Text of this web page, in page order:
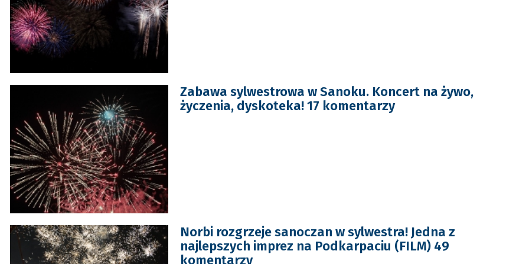
Zabawa sylwestrowa w Sanoku. Koncert na żywo,
życzenia, dyskoteka! 17 komentarzy
Norbi rozgrzeje sanoczan w sylwestra! Jedna z
najlepszych imprez na Podkarpaciu (FILM) 49
komentarzy